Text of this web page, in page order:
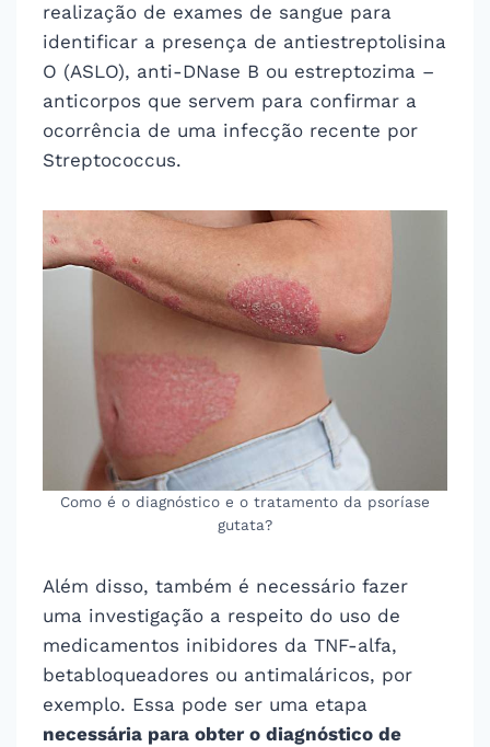
realização de exames de sangue para
identificar a presença de antiestreptolisina
O (ASLO), anti-DNase B ou estreptozima –
anticorpos que servem para confirmar a
ocorrência de uma infecção recente por
Streptococcus.
Como é o diagnóstico e o tratamento da psoríase
gutata?
Além disso, também é necessário fazer
uma investigação a respeito do uso de
medicamentos inibidores da TNF-alfa,
betabloqueadores ou antimaláricos, por
exemplo. Essa pode ser uma etapa
necessária para obter o diagnóstico de